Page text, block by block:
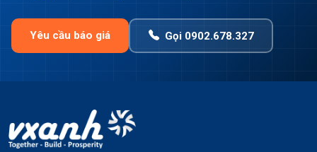
Yêu cầu báo giá Gọi 0902.678.327